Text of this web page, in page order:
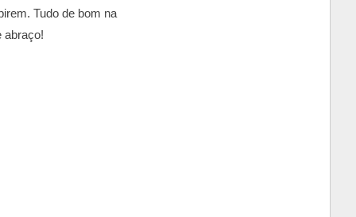
Tudo de bom na
abraço!